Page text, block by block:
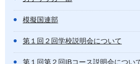
模擬国連部
第１回２回学校説明会について
第１回第２回IBコース説明会につい